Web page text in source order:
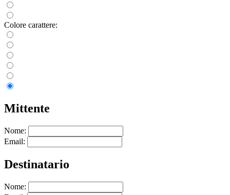
Colore carattere:
Mittente
Nome:
Email:
Destinatario
Nome: